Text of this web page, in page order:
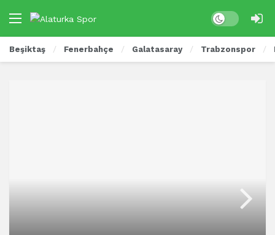
Beşiktaş Fenerbahçe Galatasaray Trabzonspor